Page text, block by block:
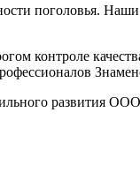
поголовья.
контроле
развития